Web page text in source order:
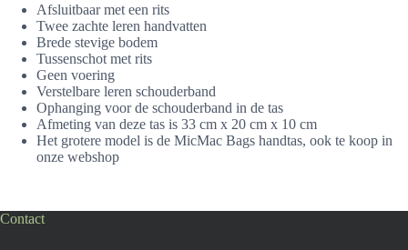
Afsluitbaar met een rits
Twee zachte leren handvatten
Brede stevige bodem
Tussenschot met rits
Geen voering
Verstelbare leren schouderband
Ophanging voor de schouderband in de tas
Afmeting van deze tas is 33 cm x 20 cm x 10 cm
Het grotere model is de MicMac Bags handtas, ook te koop in
onze webshop
Contact